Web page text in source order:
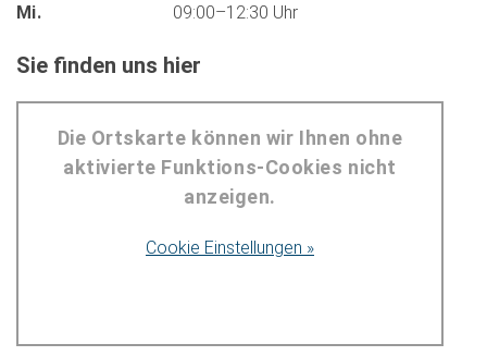
Mi.
09:00–12:30 Uhr
Sie finden uns hier
Die Ortskarte können wir Ihnen ohne
aktivierte Funktions-Cookies nicht
anzeigen.
Cookie Einstellungen »